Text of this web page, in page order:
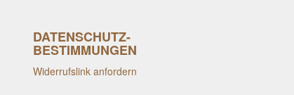
DATENSCHUTZ-
BESTIMMUNGEN
Widerrufslink anfordern